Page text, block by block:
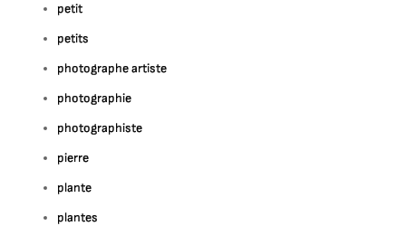
petit
petits
photographe artiste
photographie
photographiste
pierre
plante
plantes